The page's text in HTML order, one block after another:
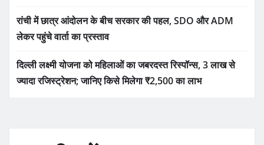
रांची में छात्र आंदोलन के बीच सरकार की पहल, SDO और ADM
लेकर पहुंचे वार्ता का प्रस्ताव
दिल्ली लक्ष्मी योजना को महिलाओं का जबरदस्त रिस्पॉन्स, 3 लाख से
ज्यादा रजिस्ट्रेशन; जानिए किसे मिलेगा ₹2,500 का लाभ